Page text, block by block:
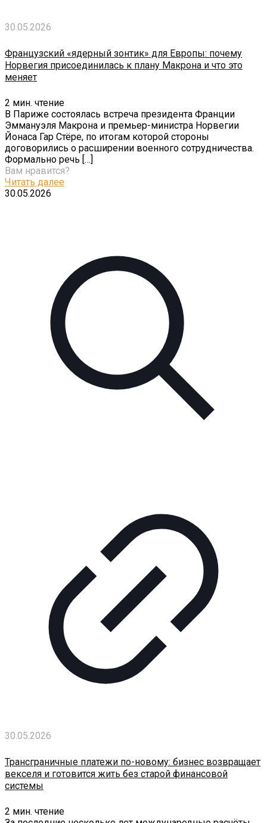
30.05.2026
Французский «ядерный зонтик» для Европы: почему
Норвегия присоединилась к плану Макрона и что это
меняет
2 мин. чтение
В Париже состоялась встреча президента Франции
Эммануэля Макрона и премьер-министра Норвегии
Йонаса Гар Стёре, по итогам которой стороны
договорились о расширении военного сотрудничества.
Формально речь […]
Вам нравится?
Читать далее
30.05.2026
30.05.2026
Трансграничные платежи по-новому: бизнес возвращает
векселя и готовится жить без старой финансовой
системы
2 мин. чтение